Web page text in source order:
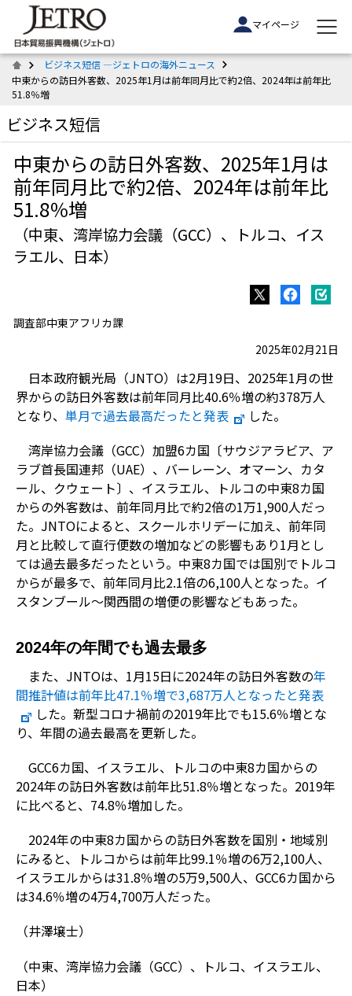
マイページ
ビジネス短信 ―ジェトロの海外ニュース
中東からの訪日外客数、2025年1月は前年同月比で約2倍、2024年は前年比
51.8％増
ビジネス短信
中東からの訪日外客数、2025年1月は
前年同月比で約2倍、2024年は前年比
51.8％増
（中東、湾岸協力会議（GCC）、トルコ、イス
ラエル、日本）
調査部中東アフリカ課
2025年02月21日
日本政府観光局（JNTO）は2月19日、2025年1月の世
界からの訪日外客数は前年同月比40.6％増の約378万人
となり、 単月で過去最高だったと発表
した。
湾岸協力会議（GCC）加盟6カ国〔サウジアラビア、ア
ラブ首長国連邦（UAE）、バーレーン、オマーン、カタ
ール、クウェート〕、イスラエル、トルコの中東8カ国
からの外客数は、前年同月比で約2倍の1万1,900人だっ
た。JNTOによると、スクールホリデーに加え、前年同
月と比較して直行便数の増加などの影響もあり1月とし
ては過去最多だったという。中東8カ国では国別でトルコ
からが最多で、前年同月比2.1倍の6,100人となった。イ
スタンブール～関西間の増便の影響などもあった。
2024年の年間でも過去最多
また、JNTOは、1月15日に2024年の訪日外客数の年
間推計値は前年比47.1％増で3,687万人となったと発表
した。新型コロナ禍前の2019年比でも15.6％増とな
り、年間の過去最高を更新した。
GCC6カ国、イスラエル、トルコの中東8カ国からの
2024年の訪日外客数は前年比51.8％増となった。2019年
に比べると、74.8％増加した。
2024年の中東8カ国からの訪日外客数を国別・地域別
にみると、トルコからは前年比99.1％増の6万2,100人、
イスラエルからは31.8％増の5万9,500人、GCC6カ国から
は34.6％増の4万4,700万人だった。
（井澤壌士）
（中東、湾岸協力会議（GCC）、トルコ、イスラエル、
日本）